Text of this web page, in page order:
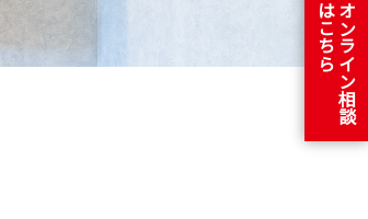
オンライン相談
はこちら